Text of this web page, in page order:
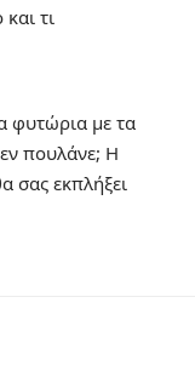
τι
φυτώρια με τα
πουλάνε; Η
σας εκπλήξει